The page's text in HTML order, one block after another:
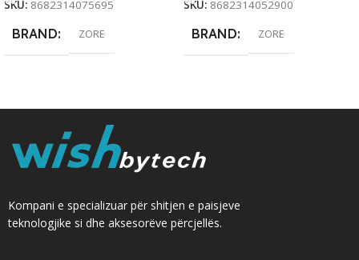
SKU: 8682314075695
BRAND ZORE
SKU: 8682314052900
BRAND ZORE
Kompani e specializuar për shitjen e paisjeve
teknologjike si dhe aksesorëve përcjellës.